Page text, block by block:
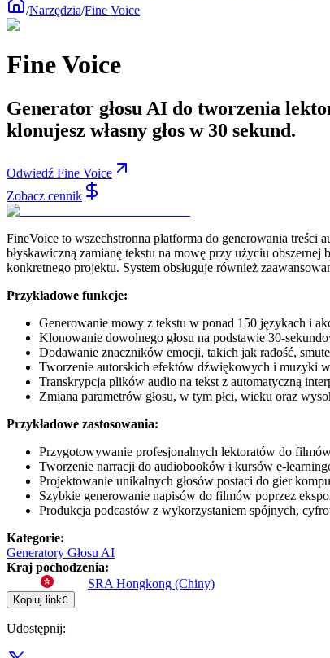
/Narzędzia/Fine Voice
Fine Voice
Generator głosu AI do tworzenia
klonujesz własny głos w 30 sekund.
Odwiedź Fine Voice
Zobacz cennik
FineVoice to wszechstronna platforma do generowania
błyskawiczną zamianę tekstu na mowę przy użyciu
konkretnego projektu. System obsługuje również
Przykładowe funkcje:
Generowanie mowy z tekstu w ponad 150 językach i
Klonowanie dowolnego głosu na podstawie 30-
Dodawanie znaczników emocji, takich jak radość,
Tworzenie autorskich efektów dźwiękowych i muzyki
Transkrypcja plików audio na tekst z automatyczną
Zmiana parametrów głosu, w tym płci, wieku oraz
Przykładowe zastosowania:
Przygotowywanie profesjonalnych lektoratów do
Tworzenie narracji do audiobooków i kursów e-
Projektowanie unikalnych głosów postaci do gier
Szybkie generowanie napisów do filmów poprzez
Produkcja podcastów z wykorzystaniem spójnych,
Kategorie:
Generatory Głosu AI
Kraj pochodzenia:
SRA Hongkong (Chiny)
Kopiuj linkC
Udostępnij: